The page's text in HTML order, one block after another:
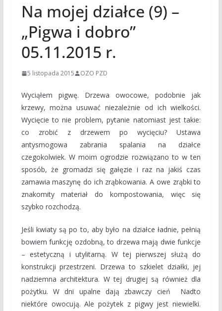
Na mojej działce (9) –
„Pigwa i dobro”
05.11.2015 r.
5 listopada 2015 OZO PZD
Wyciąłem pigwę. Drzewa owocowe, podobnie jak
krzewy, można usuwać niezależnie od ich wielkości.
Wycięcie to nie problem, pytanie natomiast jest takie:
co zrobić z drzewem po wycięciu? Ustawa
antysmogowa zabrania spalania na działce
czegokolwiek. W moim ogrodzie rozwiązano to w ten
sposób, że gromadzi się gałęzie i raz na jakiś czas
zamawia maszynę do ich zrąbkowania. A owe zrąbki to
znakomity materiał do kompostowania, więc się
szybko rozchodzą.
Jeśli kwiaty są po to, aby było na działce ładnie, pełnią
bowiem funkcję ozdobną, to drzewa mają dwie funkcje
– estetyczną i utylitarną. W tej pierwszej służą do
konstrukcji przestrzeni. Drzewa to szkielet działki, jej
nadziemna architektura. W tej drugiej są również dla
pożytku. W dni upalne dają zbawczy cień Nadto
niektóre owocują. Ale pożytek z pigwy jest niewielki.